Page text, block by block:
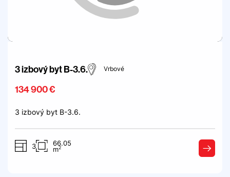
3 izbový byt B-3.6. Vrbové
134 900 €
3 izbový byt B-3.6.
3
66.05
m2